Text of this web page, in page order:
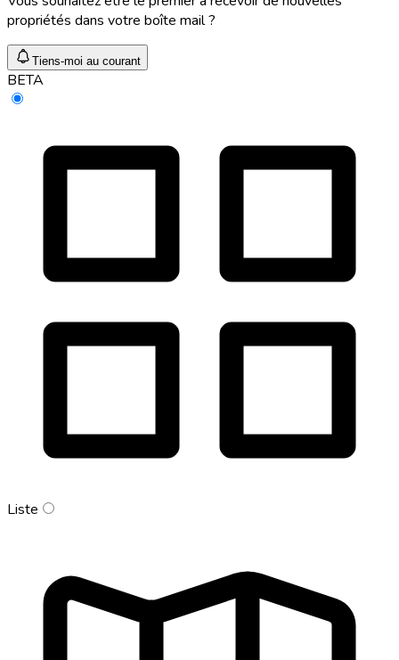
propriétés dans votre boîte mail ?
Tiens-moi au courant
BETA
Liste